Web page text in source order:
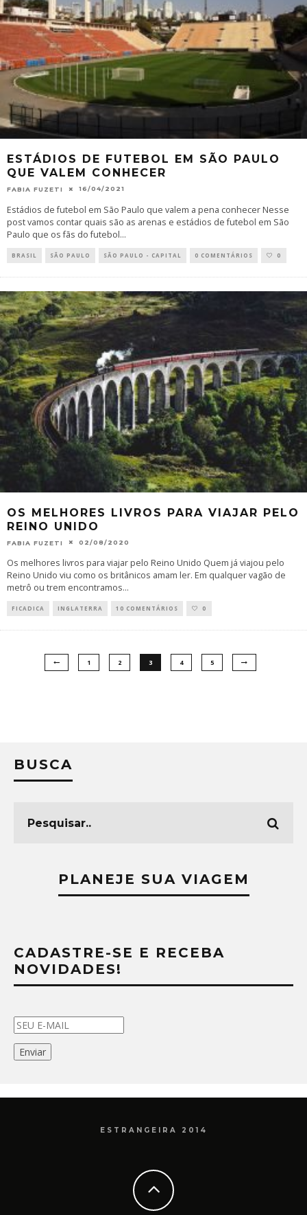
ESTÁDIOS DE FUTEBOL EM SÃO PAULO
QUE VALEM CONHECER
FABIA FUZETI 16/04/2021
Estádios de futebol em São Paulo que valem a pena conhecer Nesse
post vamos contar quais são as arenas e estádios de futebol em São
Paulo que os fãs do futebol...
BRASIL SÃO PAULO SÃO PAULO - CAPITAL 0 COMENTÁRIOS 0
OS MELHORES LIVROS PARA VIAJAR PELO
REINO UNIDO
FABIA FUZETI 02/08/2020
Os melhores livros para viajar pelo Reino Unido Quem já viajou pelo
Reino Unido viu como os britânicos amam ler. Em qualquer vagão de
metrô ou trem encontramos...
FICADICA INGLATERRA 10 COMENTÁRIOS 0
1 2 3 4 5
BUSCA
PLANEJE SUA VIAGEM
CADASTRE-SE E RECEBA
NOVIDADES!
ESTRANGEIRA 2014